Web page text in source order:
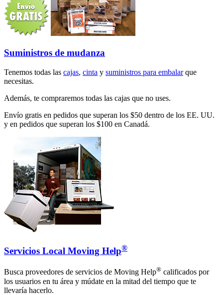
Suministros de mudanza
Tenemos todas las cajas, cinta y suministros para embalarque
necesitas.
Además, te compraremos todas las cajas que no uses.
Envío gratis en pedidos que superan los $50 dentro de los EE. UU.
y en pedidos que superan los $100 en Canadá.
Servicios Local Moving Help®
Busca proveedores de servicios de Moving Help® calificados por
los usuarios en tu área y múdate en la mitad del tiempo que te
llevaría hacerlo.